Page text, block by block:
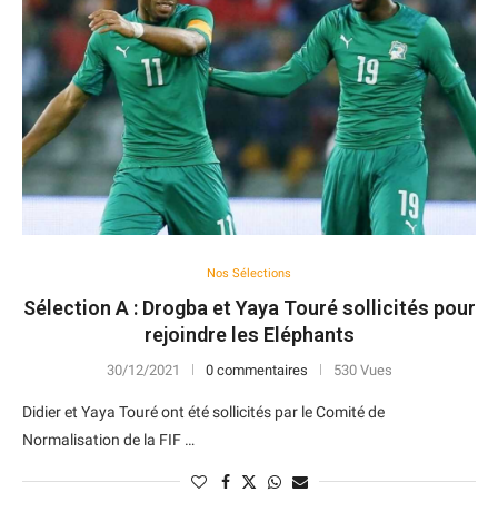
Nos Sélections
Sélection A : Drogba et Yaya Touré sollicités pour
rejoindre les Eléphants
30/12/2021 0 commentaires 530 Vues
Didier et Yaya Touré ont été sollicités par le Comité de
Normalisation de la FIF …